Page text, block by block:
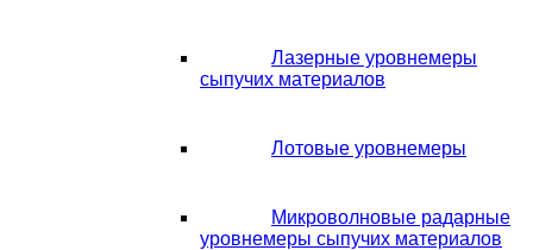
Лазерные уровнемеры
сыпучих материалов
Лотовые уровнемеры
Микроволновые радарные
уровнемеры сыпучих материалов